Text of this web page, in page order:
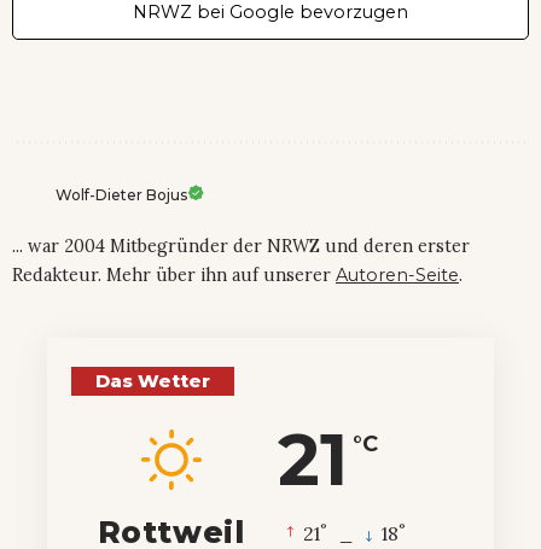
NRWZ bei Google bevorzugen
Wolf-Dieter Bojus
... war 2004 Mitbegründer der NRWZ und deren erster
Redakteur. Mehr über ihn auf unserer Autoren-Seite.
Das Wetter
21 °C
Rottweil 21° 18°